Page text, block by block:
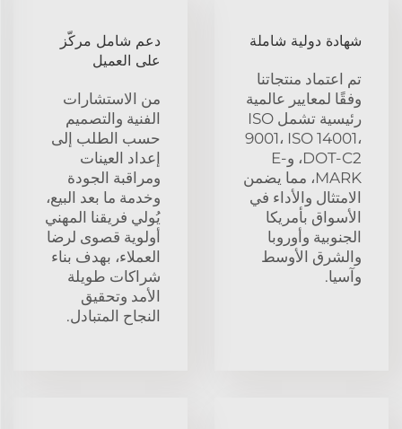
شهادة دولية شاملة
تم اعتماد منتجاتنا
وفقًا لمعايير عالمية
رئيسية تشمل ISO
9001، ISO 14001،
DOT-C2، وE-
MARK، مما يضمن
الامتثال والأداء في
الأسواق بأمريكا
الجنوبية وأوروبا
والشرق الأوسط
وآسيا.
دعم شامل مركّز
على العميل
من الاستشارات
الفنية والتصميم
حسب الطلب إلى
إعداد العينات
ومراقبة الجودة
وخدمة ما بعد البيع،
يُولي فريقنا المهني
أولوية قصوى لرضا
العملاء، بهدف بناء
شراكات طويلة
الأمد وتحقيق
النجاح المتبادل.